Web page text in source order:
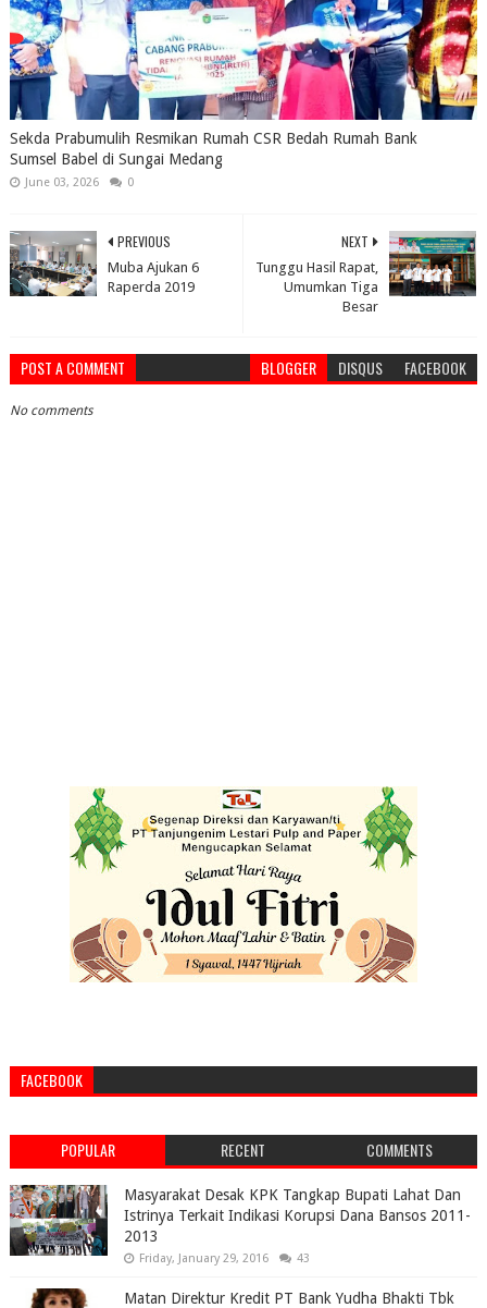
Sekda Prabumulih Resmikan Rumah CSR Bedah Rumah Bank
Sumsel Babel di Sungai Medang
June 03, 2026 0
NEXT
Tunggu Hasil Rapat,
Umumkan Tiga
Besar
PREVIOUS
Muba Ajukan 6
Raperda 2019
POST A COMMENT BLOGGER DISQUS FACEBOOK
No comments
FACEBOOK
POPULAR RECENT COMMENTS
Masyarakat Desak KPK Tangkap Bupati Lahat Dan
Istrinya Terkait Indikasi Korupsi Dana Bansos 2011-
2013
Friday, January 29, 2016 43
Matan Direktur Kredit PT Bank Yudha Bhakti Tbk